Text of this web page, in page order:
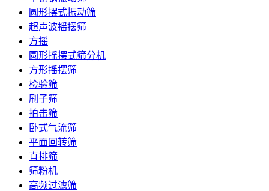
圆形摆式振动筛
超声波摇摆筛
方摇
圆形摇摆式筛分机
方形摇摆筛
检验筛
刷子筛
拍击筛
卧式气流筛
平面回转筛
直排筛
筛粉机
高频过滤筛